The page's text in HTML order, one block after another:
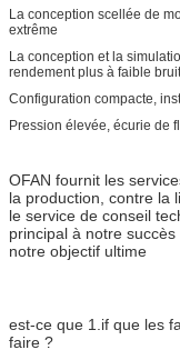
La conception scellée de
extrême
La conception et la
rendement plus à faible
Configuration compacte,
Pression élevée, écurie de
OFAN fournit les
la production, contre la
le service de conseil
principal à notre
notre
est-ce que 1.if que les
faire ?